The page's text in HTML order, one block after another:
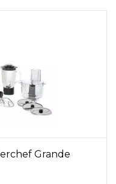
Grande